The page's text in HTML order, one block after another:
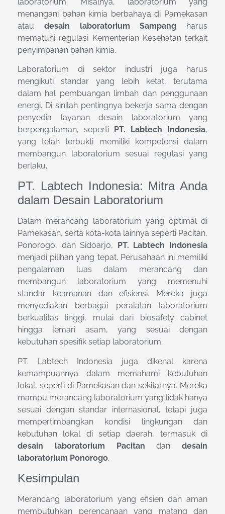
menangani bahan kimia berbahaya di Pamekasan
atau desain laboratorium Sampang harus
mematuhi regulasi Kementerian Kesehatan terkait
penyimpanan bahan kimia.
Laboratorium di sektor industri juga harus
mengikuti standar yang lebih ketat, terutama
dalam hal pembuangan limbah dan penggunaan
energi. Di sinilah pentingnya bekerja sama dengan
penyedia layanan desain laboratorium yang
berpengalaman, seperti PT. Labtech Indonesia,
yang telah terbukti memiliki kompetensi dalam
membangun laboratorium sesuai regulasi yang
berlaku.
PT. Labtech Indonesia: Mitra Anda
dalam Desain Laboratorium
Dalam merancang laboratorium yang optimal di
Pamekasan, serta kota-kota lainnya seperti Pacitan,
Ponorogo, dan Sidoarjo,
PT. Labtech Indonesia
menjadi pilihan yang tepat. Perusahaan ini memiliki
pengalaman luas dalam merancang dan
membangun laboratorium yang memenuhi
standar keamanan dan efisiensi. Mereka juga
menyediakan berbagai peralatan laboratorium
berkualitas tinggi, mulai dari biosafety cabinet
hingga lemari asam, yang sesuai dengan
kebutuhan spesifik setiap laboratorium.
PT. Labtech Indonesia juga dikenal karena
kemampuannya dalam memahami kebutuhan
lokal, seperti di Pamekasan dan sekitarnya. Mereka
mampu merancang laboratorium yang tidak hanya
sesuai dengan standar internasional, tetapi juga
mempertimbangkan kondisi lingkungan dan
kebutuhan lokal di setiap daerah, termasuk di
desain laboratorium Pacitan dan desain
laboratorium Ponorogo.
Kesimpulan
Merancang laboratorium yang efisien dan aman
membutuhkan perencanaan yang matang dan